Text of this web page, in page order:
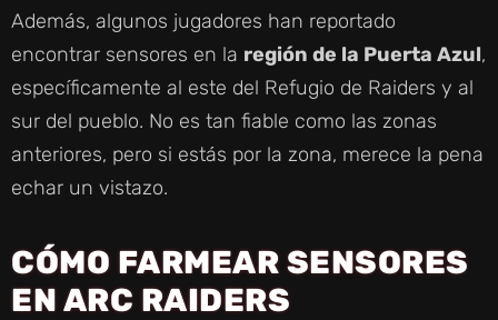
Y
V
I
E
Además, algunos jugadores han reportado
encontrar sensores en la región de la Puerta Azul,
específicamente al este del Refugio de Raiders y al
sur del pueblo. No es tan fiable como las zonas
anteriores, pero si estás por la zona, merece la pena
echar un vistazo.
CÓMO FARMEAR SENSORES
EN ARC RAIDERS